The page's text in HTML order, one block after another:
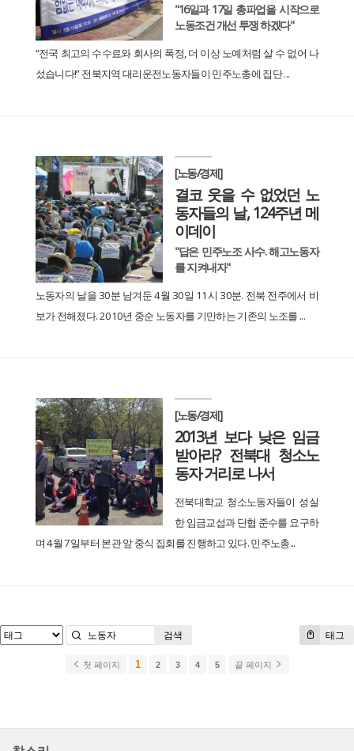
"16일과 17일 총파업을 시작으로
노동조건 개선 투쟁 하겠다"
“전국 최고의 수수료와 회사의 폭정, 더 이상 노예처럼 살 수 없어 나
섰습니다!” 전북지역 대리운전노동자들이 민주노총에 집단 ...
[노동/경제]
결코 웃을 수 없었던 노
동자들의 날, 124주년 메
이데이
"답은 민주노조 사수. 해고노동자
를 지켜내자"
노동자의 날을 30분 남겨둔 4월 30일 11시 30분. 전북 전주에서 비
보가 전해졌다. 2010년 중순 노동자를 기만하는 기존의 노조를 ...
[노동/경제]
2013년 보다 낮은 임금
받아라? 전북대 청소노
동자 거리로 나서
전북대학교 청소노동자들이 성실
한 임금교섭과 단협 준수를 요구하
며 4월 7일부터 본관 앞 중식 집회를 진행하고 있다. 민주노총...
태그
검색
첫 페이지 1 2 3 4 5 끝 페이지